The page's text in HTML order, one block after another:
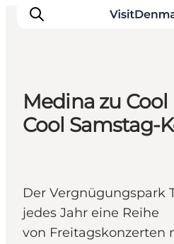
Inspiration
Reiseplanung
Medina zu
Cool Samstag-
Der Vergnügungspark
jedes Jahr eine Reihe
von Freitagskonzerten